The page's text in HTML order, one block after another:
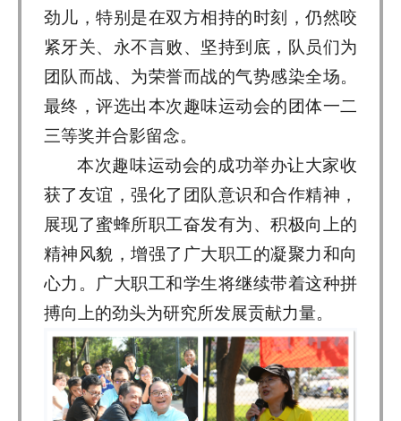
劲儿，特别是在双方相持的时刻，仍然咬
紧牙关、永不言败、坚持到底，队员们为
团队而战、为荣誉而战的气势感染全场。
最终，评选出本次趣味运动会的团体一二
三等奖并合影留念。
本次趣味运动会的成功举办让大家收
获了友谊，强化了团队意识和合作精神，
展现了蜜蜂所职工奋发有为、积极向上的
精神风貌，增强了广大职工的凝聚力和向
心力。广大职工和学生将继续带着这种拼
搏向上的劲头为研究所发展贡献力量。